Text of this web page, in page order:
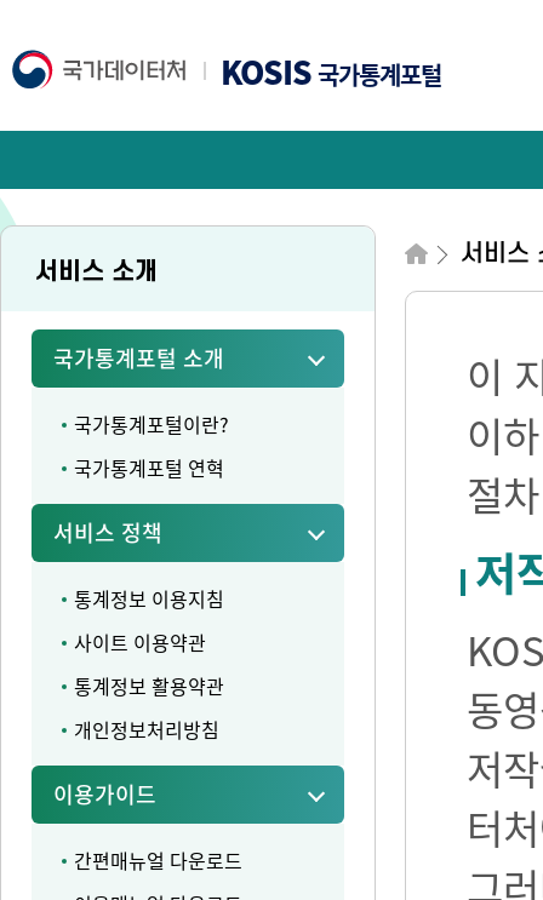
KOSIS국가통계포털
서비스 소개
국가통계포털 소개
국가통계포털이란?
국가통계포털 연혁
서비스 정책
통계정보 이용지침
사이트 이용약관
통계정보 활용약관
개인정보처리방침
이용가이드
간편매뉴얼 다운로드
서비스
이
이
절
저
동
저
터
그